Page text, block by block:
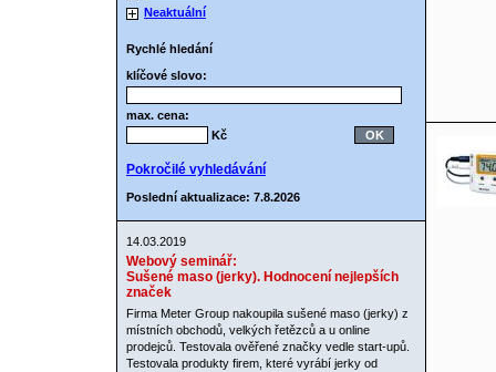
Neaktuální
Rychlé hledání
klíčové slovo:
max. cena:
Kč
Pokročilé vyhledávání
Poslední aktualizace: 7.8.2026
14.03.2019
Webový seminář:
Sušené maso (jerky). Hodnocení nejlepších
značek
Firma Meter Group nakoupila sušené maso (jerky) z
místních obchodů, velkých řetězců a u online
prodejců. Testovala ověřené značky vedle start-upů.
Testovala produkty firem, které vyrábí jerky od